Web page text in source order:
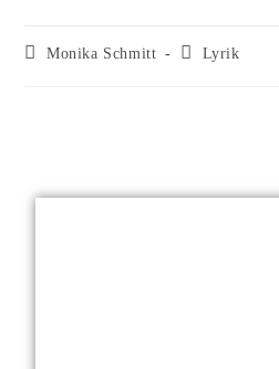
Monika Schmitt Lyrik